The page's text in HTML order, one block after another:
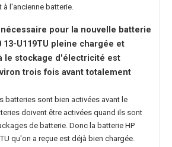
à l'ancienne batterie.
pour la nouvelle batterie
13-U119TU pleine chargée et
le stockage d'électricité est
trois fois avant totalement
batteries sont bien activées avant le
doivent être activées quand ils sont
de batterie. Donc la batterie HP
qu'on a reçue est déjà bien chargée.